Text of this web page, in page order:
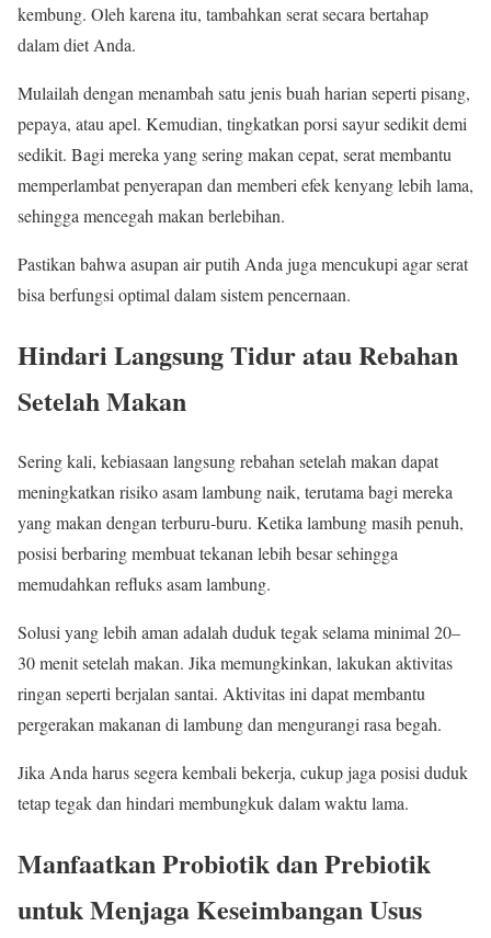
kembung. Oleh karena itu, tambahkan serat secara bertahap
dalam diet Anda.
Mulailah dengan menambah satu jenis buah harian seperti pisang,
pepaya, atau apel. Kemudian, tingkatkan porsi sayur sedikit demi
sedikit. Bagi mereka yang sering makan cepat, serat membantu
memperlambat penyerapan dan memberi efek kenyang lebih lama,
sehingga mencegah makan berlebihan.
Pastikan bahwa asupan air putih Anda juga mencukupi agar serat
bisa berfungsi optimal dalam sistem pencernaan.
Hindari Langsung Tidur atau Rebahan
Setelah Makan
Sering kali, kebiasaan langsung rebahan setelah makan dapat
meningkatkan risiko asam lambung naik, terutama bagi mereka
yang makan dengan terburu-buru. Ketika lambung masih penuh,
posisi berbaring membuat tekanan lebih besar sehingga
memudahkan refluks asam lambung.
Solusi yang lebih aman adalah duduk tegak selama minimal 20–
30 menit setelah makan. Jika memungkinkan, lakukan aktivitas
ringan seperti berjalan santai. Aktivitas ini dapat membantu
pergerakan makanan di lambung dan mengurangi rasa begah.
Jika Anda harus segera kembali bekerja, cukup jaga posisi duduk
tetap tegak dan hindari membungkuk dalam waktu lama.
Manfaatkan Probiotik dan Prebiotik
untuk Menjaga Keseimbangan Usus